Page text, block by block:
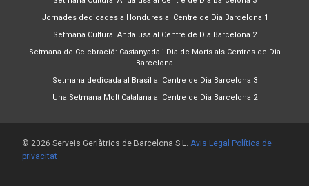
Jornades dedicades a Hondures al Centre de Dia Barcelona 1
Setmana Cultural Andalusa al Centre de Dia Barcelona 2
Setmana de Celebració: Castanyada i Dia de Morts als Centres de Dia
Barcelona
Setmana dedicada al Brasil al Centre de Dia Barcelona 3
Una Setmana Molt Catalana al Centre de Dia Barcelona 2
© 2026 Serveis Geriàtrics de Barcelona S.L. Avis Legal
Política de
privacitat